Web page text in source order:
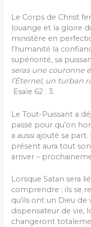
Le Corps de Christ
louange et la gloire
ministère en
l’humanité la
supériorité, sa
seras une couronne
l’Éternel, un turban
Esaïe 62 : 3.
Le Tout-Puissant a
passé pour qu’on
a aussi ajouté sa
présent aura tout
arriver –
Lorsque Satan sera
comprendre ; ils se
qu’ils ont un Dieu de
dispensateur de vie,
changeront